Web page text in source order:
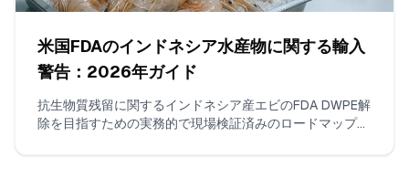
米国FDAのインドネシア水産物に関する輸入
警告：2026年ガイド
抗生物質残留に関するインドネシア産エビのFDA DWPE解
除を目指すための実務的で現場検証済みのロードマップ。